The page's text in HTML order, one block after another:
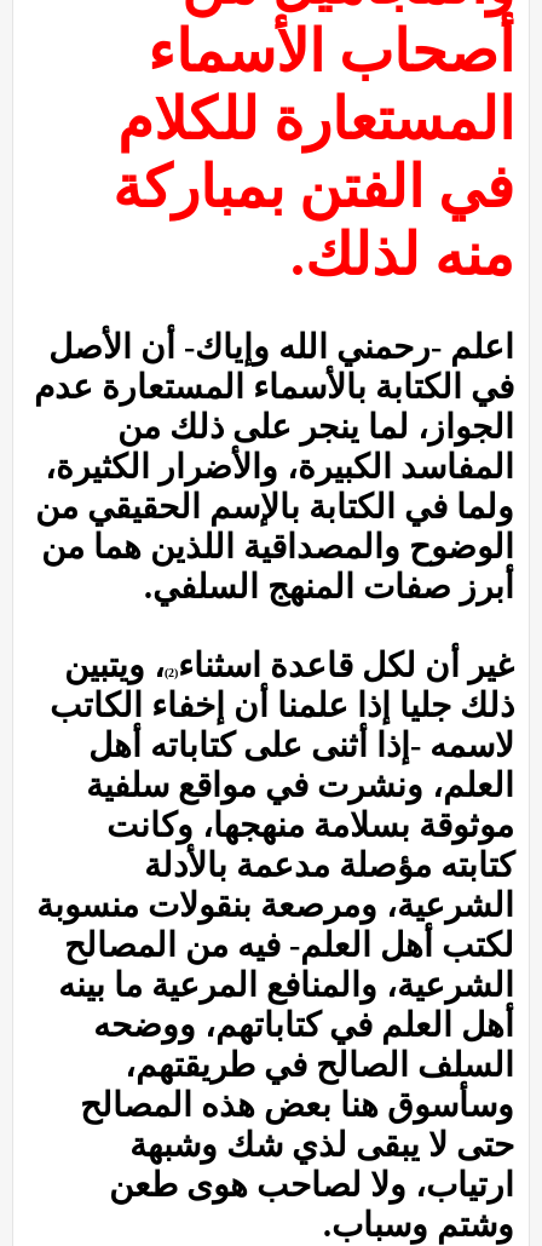
أصحاب الأسماء
المستعارة للكلام
في الفتن بمباركة
منه لذلك.
اعلم -رحمني الله وإياك- أن الأصل
في الكتابة بالأسماء المستعارة عدم
الجواز، لما ينجر على ذلك من
المفاسد الكبيرة، والأضرار الكثيرة،
ولما في الكتابة بالإسم الحقيقي من
الوضوح والمصداقية اللذين هما من
أبرز صفات المنهج السلفي.
غير أن لكل قاعدة اسثناء(2)
، ويتبين
ذلك جليا إذا علمنا أن إخفاء الكاتب
لاسمه -إذا أثنى على كتاباته أهل
العلم، ونشرت في مواقع سلفية
موثوقة بسلامة منهجها، وكانت
كتابته مؤصلة مدعمة بالأدلة
الشرعية، ومرصعة بنقولات منسوبة
لكتب أهل العلم- فيه من المصالح
الشرعية، والمنافع المرعية ما بينه
أهل العلم في كتاباتهم، ووضحه
السلف الصالح في طريقتهم،
وسأسوق هنا بعض هذه المصالح
حتى لا يبقى لذي شك وشبهة
ارتياب، ولا لصاحب هوى طعن
وشتم وسباب.